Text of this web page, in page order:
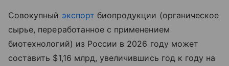
Совокупный экспорт биопродукции (органическое
сырье, переработанное с применением
биотехнологий) из России в 2026 году может
составить $1,16 млрд, увеличившись год к году на